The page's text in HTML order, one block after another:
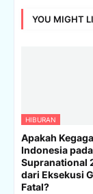
YOU MIGHT
HIBURAN
Apakah
Indonesia
Supranational
dari Eksekusi
Fatal?